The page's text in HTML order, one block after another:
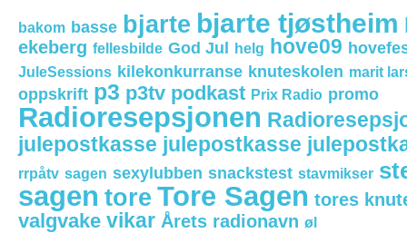
bakom basse bjarte bjarte tjøstheim
ekeberg fellesbilde God Jul helg hove09
JuleSessions kilekonkurranse knuteskolen marit
oppskrift p3 p3tv podkast Prix Radio promo
Radioresepsjonen
julepostkasse julepostkasse
rrpåtv sagen sexylubben snackstest stavmikser
sagen tore Tore Sagen tores
valgvake vikar Årets radionavn øl